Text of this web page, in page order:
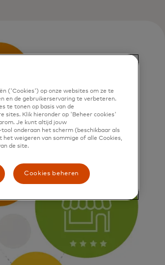
('Cookies') op onze websites om ze te
en de gebruikerservaring te verbeteren.
te tonen op basis van de
sites. Klik hieronder op 'Beheer cookies'
Je kunt altijd jouw
onderaan het scherm (beschikbaar als
weigeren van sommige of alle Cookies,
de site.
Cookies beheren